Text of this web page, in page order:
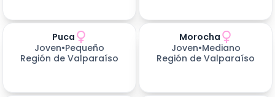
días esperando
Puca
Joven•Pequeño
Región de Valparaíso
días esperando
Morocha
Joven•Mediano
Región de Valparaíso